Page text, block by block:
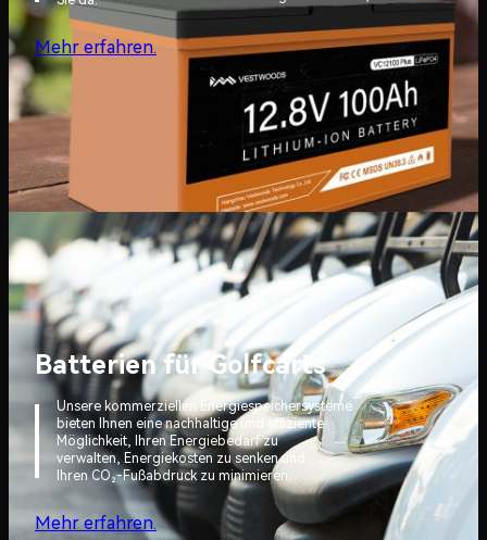
Mehr erfahren.
Batterien für Golfcarts
Unsere kommerziellen Energiespeichersysteme
bieten Ihnen eine nachhaltige und effiziente
Möglichkeit, Ihren Energiebedarf zu
verwalten, Energiekosten zu senken und
Ihren CO₂-Fußabdruck zu minimieren.
Mehr erfahren.